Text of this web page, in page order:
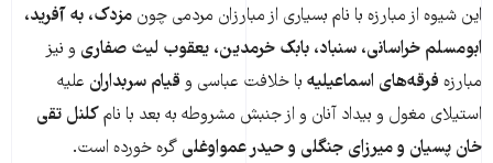
این شیوه از مبارزه با نام بسیاری از مبارزان مردمی چون مزدک، به آفرید،
ابومسلم خراسانی، سنباد، بابک خرمدین، یعقوب لیث صفاری و نیز
مبارزه فرقه‌های اسماعیلیه با خلافت عباسی و قیام سربداران علیه
استیلای مغول و بیداد آنان و از جنبش مشروطه به بعد با نامکلنل تقی
خان پسیان و میرزای جنگلی و حیدر عمواوغلی گره خورده است.